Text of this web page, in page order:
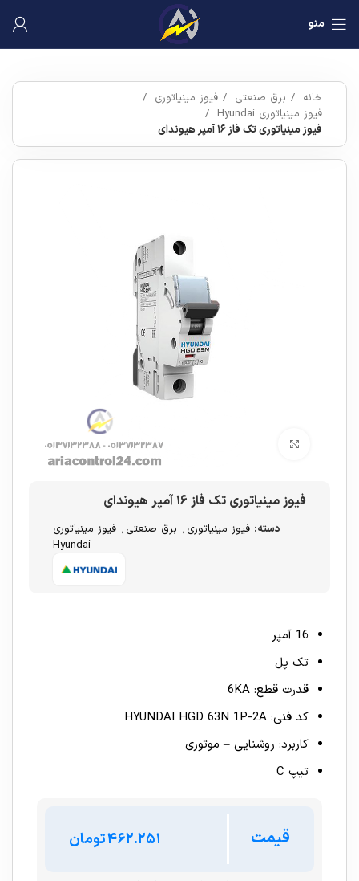
منو
خانه برق صنعتی
فیوز مینیاتوری
فیوز مینیاتوری Hyundai
فیوز مینیاتوری تک فاز ۱۶ آمپر هیوندای
فیوز مینیاتوری تک فاز ۱۶ آمپر هیوندای
دسته: فیوز مینیاتوری , برق صنعتی , فیوز مینیاتوری
Hyundai
16 آمپر
تک پل
قدرت قطع: 6KA
کد فنی: HYUNDAI HGD 63N 1P-2A
کاربرد: روشنایی – موتوری
تیپ C
قیمت تومان